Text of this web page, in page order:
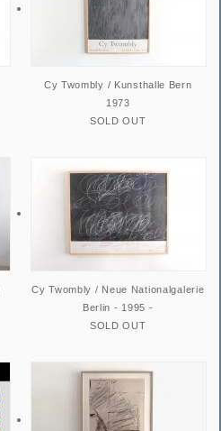
Cy Twombly / Kunsthalle Bern
1973
SOLD OUT
Cy Twombly / Neue Nationalgalerie
Berlin - 1995 -
SOLD OUT